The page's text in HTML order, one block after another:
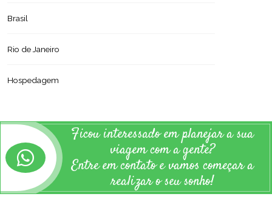
Brasil
Rio de Janeiro
Hospedagem
Ficou interessado em planejar a sua
viagem com a gente?
Entre em contato e vamos começar a
realizar o seu sonho!